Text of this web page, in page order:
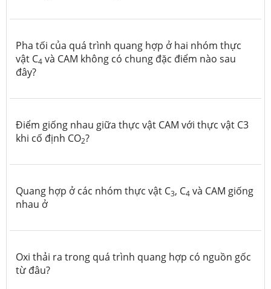
Pha tối của quá trình quang hợp ở hai nhóm thực
vật C4 và CAM không có chung đặc điểm nào sau
đây?
Điểm giống nhau giữa thực vật CAM với thực vật C3
khi cố định CO2?
Quang hợp ở các nhóm thực vật C3, C4 và CAM giống
nhau ở
Oxi thải ra trong quá trình quang hợp có nguồn gốc
từ đâu?